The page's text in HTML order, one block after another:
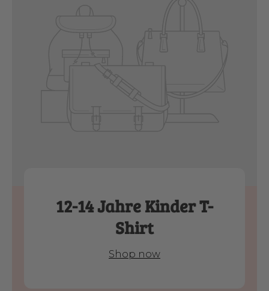
12-14 Jahre Kinder T-
Shirt
Shop now